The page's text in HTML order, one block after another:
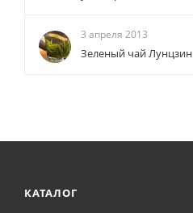
3 апреля 2013
Зеленый чай Лунцзин
КАТАЛОГ